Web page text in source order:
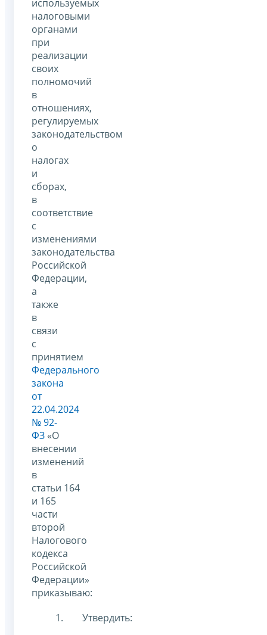
используемых
налоговыми
органами
при
реализации
своих
полномочий
в
отношениях,
регулируемых
законодательством
о
налогах
и
сборах,
в
соответствие
с
изменениями
законодательства
Российской
Федерации,
а
также
в
связи
с
принятием
Федерального
закона
от
22.04.2024
№ 92-
ФЗ «О
внесении
изменений
в
статьи 164
и 165
части
второй
Налогового
кодекса
Российской
Федерации»
приказываю:
Утвердить: